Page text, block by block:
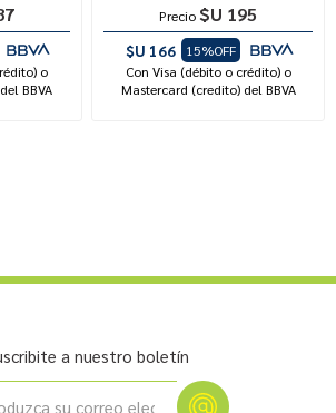
o
BBVA
Precio $U 195
$U 166
15%OFF
Con Visa (débito o crédito) o
Mastercard (credito) del BBVA
a nuestro boletín